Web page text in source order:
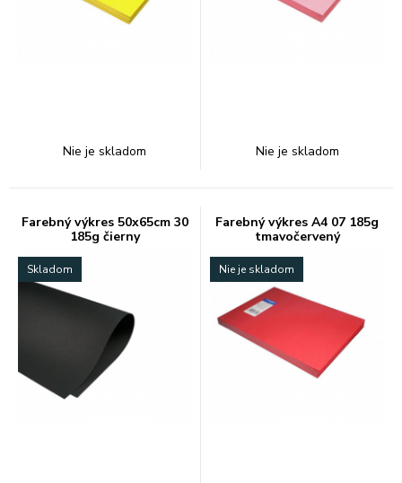
Nie je skladom Nie je skladom
Farebný výkres 50x65cm 30
185g čierny
Skladom
Farebný výkres A4 07 185g
tmavočervený
Nie je skladom